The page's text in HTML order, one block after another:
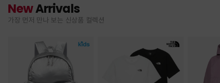
NewArrivals
가장 먼저 만나 보는 신상품 컬렉션